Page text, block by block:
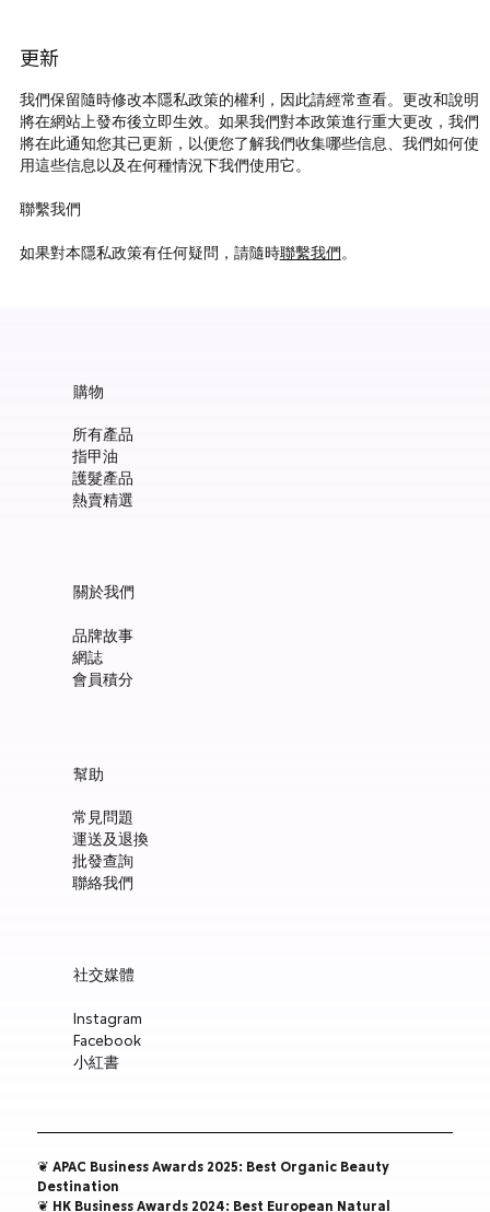
更新
我們保留隨時修改本隱私政策的權利，因此請經常查看。更改和說明
將在網站上發布後立即生效。如果我們對本政策進行重大更改，我們
將在此通知您其已更新，以便您了解我們收集哪些信息、我們如何使
用這些信息以及在何種情況下我們使用它。
聯繫我們
如果對本隱私政策有任何疑問，請隨時聯繫我們。
購物
所有產品
指甲油
護髮產品
熱賣精選
關於我們
品牌故事
網誌
會員積分
幫助
常見問題
運送及退換
批發查詢
聯絡我們
社交媒體
Instagram
Facebook
小紅書
❦ APAC Business Awards 2025: Best Organic Beauty
Destination
❦ HK Business Awards 2024: Best European Natural